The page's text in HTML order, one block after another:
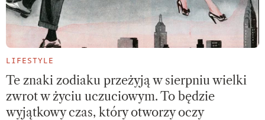
LIFESTYLE
Te znaki zodiaku przeżyją w sierpniu wielki
zwrot w życiu uczuciowym. To będzie
wyjątkowy czas, który otworzy oczy